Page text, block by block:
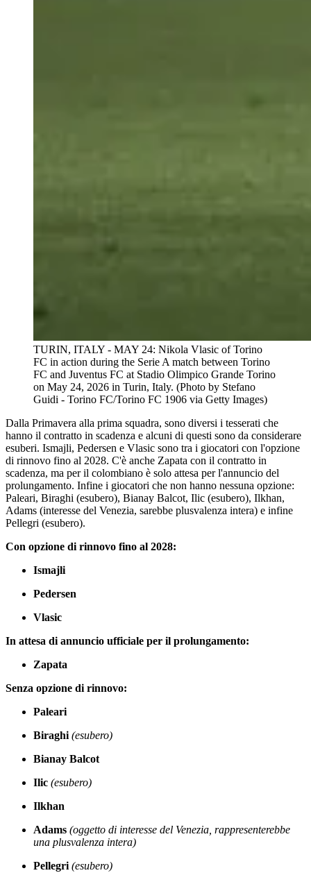
TURIN, ITALY - MAY 24: Nikola Vlasic of Torino
FC in action during the Serie A match between Torino
FC and Juventus FC at Stadio Olimpico Grande Torino
on May 24, 2026 in Turin, Italy. (Photo by Stefano
Guidi - Torino FC/Torino FC 1906 via Getty Images)
Dalla Primavera alla prima squadra, sono diversi i tesserati che
hanno il contratto in scadenza e alcuni di questi sono da considerare
esuberi. Ismajli, Pedersen e Vlasic sono tra i giocatori con l'opzione
di rinnovo fino al 2028. C'è anche Zapata con il contratto in
scadenza, ma per il colombiano è solo attesa per l'annuncio del
prolungamento. Infine i giocatori che non hanno nessuna opzione:
Paleari, Biraghi (esubero), Bianay Balcot, Ilic (esubero), Ilkhan,
Adams (interesse del Venezia, sarebbe plusvalenza intera) e infine
Pellegri (esubero).
Con opzione di rinnovo fino al 2028:
Ismajli
Pedersen
Vlasic
In attesa di annuncio ufficiale per il prolungamento:
Zapata
Senza opzione di rinnovo:
Paleari
Biraghi (esubero)
Bianay Balcot
Ilic (esubero)
Ilkhan
Adams (oggetto di interesse del Venezia, rappresenterebbe
una plusvalenza intera)
Pellegri (esubero)